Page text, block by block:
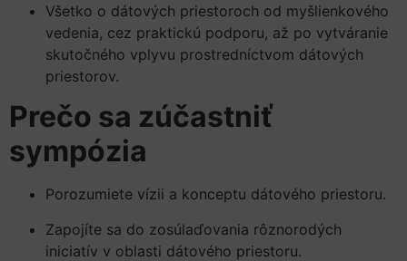
Všetko o dátových priestoroch od myšlienkového
vedenia, cez praktickú podporu, až po vytváranie
skutočného vplyvu prostredníctvom dátových
priestorov.
Prečo sa zúčastniť
sympózia
Porozumiete vízii a konceptu dátového priestoru.
Zapojíte sa do zosúlaďovania rôznorodých
iniciatív v oblasti dátového priestoru.